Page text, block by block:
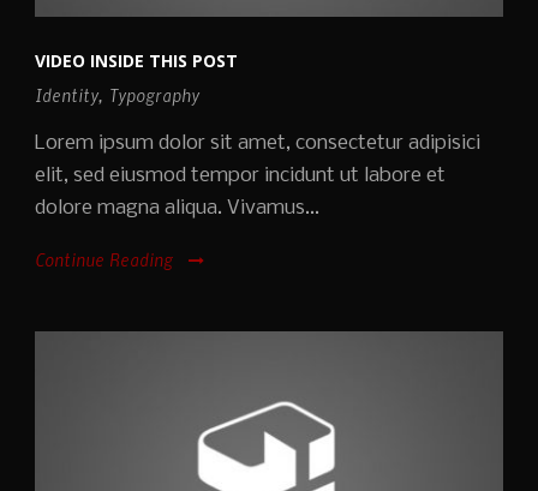
VIDEO INSIDE THIS POST
Identity, Typography
Lorem ipsum dolor sit amet, consectetur adipisici
elit, sed eiusmod tempor incidunt ut labore et
dolore magna aliqua. Vivamus...
Continue Reading